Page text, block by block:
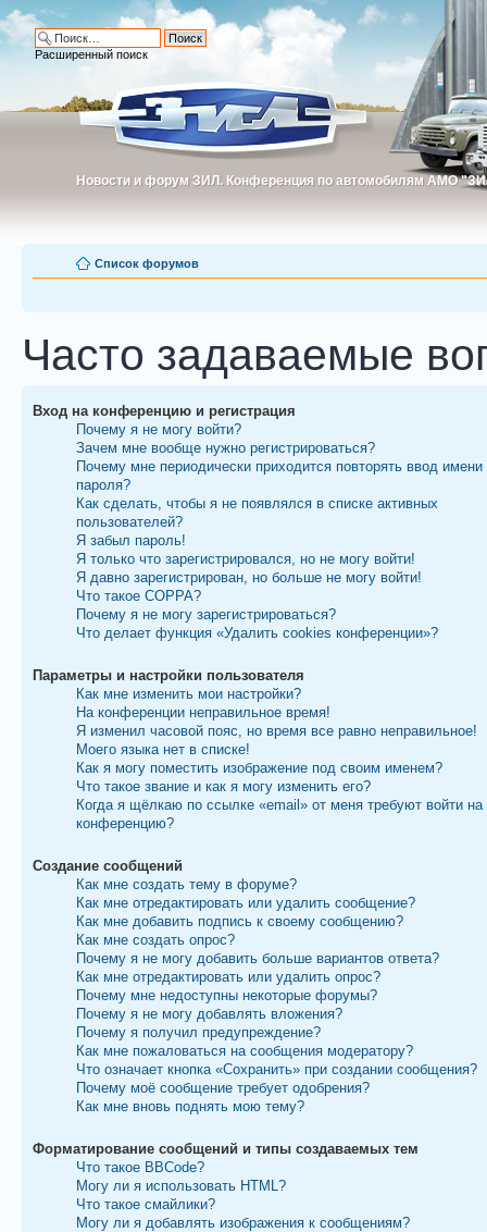
Новости и форум ЗИЛ. Конференция по автомобилям АМО
Новости и форум ЗИЛ. Конференция по автомобилям АМО
Расширенный поиск
Список форумов
Часто задаваемые
Вход на конференцию и регистрация
Почему я не могу войти?
Зачем мне вообще нужно регистрироваться?
Почему мне периодически приходится повторять ввод имени
пароля?
Как сделать, чтобы я не появлялся в списке активных
пользователей?
Я забыл пароль!
Я только что зарегистрировался, но не могу войти!
Я давно зарегистрирован, но больше не могу войти!
Что такое COPPA?
Почему я не могу зарегистрироваться?
Что делает функция «Удалить cookies конференции»?
Параметры и настройки пользователя
Как мне изменить мои настройки?
На конференции неправильное время!
Я изменил часовой пояс, но время все равно неправильное!
Моего языка нет в списке!
Как я могу поместить изображение под своим именем?
Что такое звание и как я могу изменить его?
Когда я щёлкаю по ссылке «email» от меня требуют войти на
конференцию?
Создание сообщений
Как мне создать тему в форуме?
Как мне отредактировать или удалить сообщение?
Как мне добавить подпись к своему сообщению?
Как мне создать опрос?
Почему я не могу добавить больше вариантов ответа?
Как мне отредактировать или удалить опрос?
Почему мне недоступны некоторые форумы?
Почему я не могу добавлять вложения?
Почему я получил предупреждение?
Как мне пожаловаться на сообщения модератору?
Что означает кнопка «Сохранить» при создании сообщения?
Почему моё сообщение требует одобрения?
Как мне вновь поднять мою тему?
Форматирование сообщений и типы создаваемых тем
Что такое BBCode?
Могу ли я использовать HTML?
Что такое смайлики?
Могу ли я добавлять изображения к сообщениям?